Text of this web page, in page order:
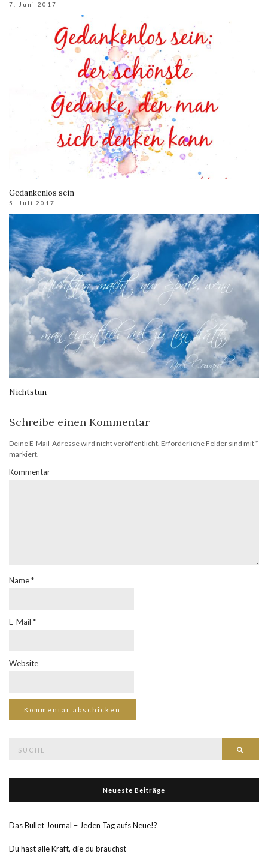
7. Juni 2017
Gedankenlos sein
5. Juli 2017
Nichtstun
Schreibe einen Kommentar
Deine E-Mail-Adresse wird nicht veröffentlicht. Erforderliche Felder sind mit*
markiert.
Kommentar
Name*
E-Mail *
Website
nach:
Neueste Beiträge
Das Bullet Journal – Jeden Tag aufs Neue!?
Du hast alle Kraft, die du brauchst